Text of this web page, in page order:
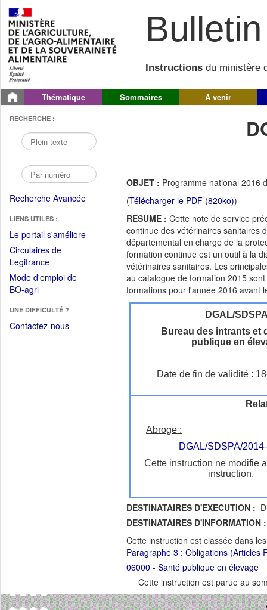
Instructions du ministère
Thématique Sommaires A venir
RECHERCHE :
Recherche Avancée
LIENS UTILES :
Le portail s'améliore(Fichier
Circulaires de
Legifrance(Ouvrir
dans
une
fenêtre)
Mode d'emploi de
BO-agri(Ouvrir
une
nouvelle
UNE DIFFICULTÉ ?
Contactez-nous
OBJET : Programme national 2016
(Télécharger le PDF (820ko))
RESUME : Cette note de service
continue des vétérinaires sanitaires
départemental en charge de la
formation continue est un outil à la
vétérinaires sanitaires. Les
au catalogue de formation 2015
formations pour l'année 2016 avant
DGAL/
Bureau des intrants et
publique en
Date de fin de validité :
Abroge :
DGAL/SDSPA/
Cette instruction ne modifie
instruction.
DESTINATAIRES D'EXECUTION :
DESTINATAIRES D'INFORMATION :
Cette instruction est classée dans
Paragraphe 3 : Obligations (Articles
06000 - Santé publique en élevage
Cette instruction est parue au